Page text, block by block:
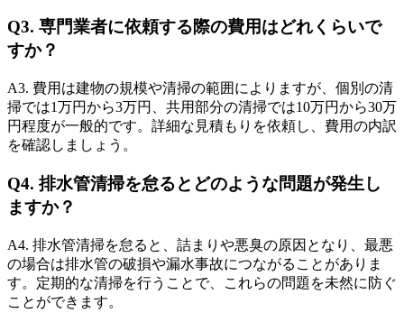
コスト削減
Q3. 専門業者に依頼する際の費用はどれくらいで
すか？
A3. 費用は建物の規模や清掃の範囲によりますが、個別の清
掃では1万円から3万円、共用部分の清掃では10万円から30万
円程度が一般的です。詳細な見積もりを依頼し、費用の内訳
を確認しましょう。
Q4. 排水管清掃を怠るとどのような問題が発生し
ますか？
A4. 排水管清掃を怠ると、詰まりや悪臭の原因となり、最悪
の場合は排水管の破損や漏水事故につながることがありま
す。定期的な清掃を行うことで、これらの問題を未然に防ぐ
ことができます。